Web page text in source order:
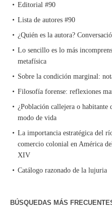
Editorial #90
Lista de autores #90
¿Quién es la autora?
Lo sencillo es lo más
metafísica
Sobre la condición marginal:
Filosofía forense: reflexiones
¿Población callejera o habitante
modo de vida
La importancia estratégica del
comercio colonial en América
XIV
Catálogo razonado de la lujuria
BÚSQUEDAS MÁS